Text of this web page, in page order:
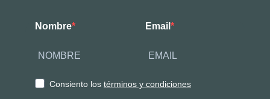
Nombre Email
Consiento los términos y condiciones